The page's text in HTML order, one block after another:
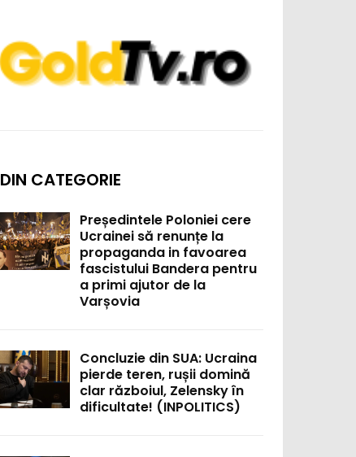
DIN CATEGORIE
Președintele Poloniei cere
Ucrainei să renunțe la
propaganda in favoarea
fascistului Bandera pentru
a primi ajutor de la
Varșovia
Concluzie din SUA: Ucraina
pierde teren, rușii domină
clar războiul, Zelensky în
dificultate! (INPOLITICS)